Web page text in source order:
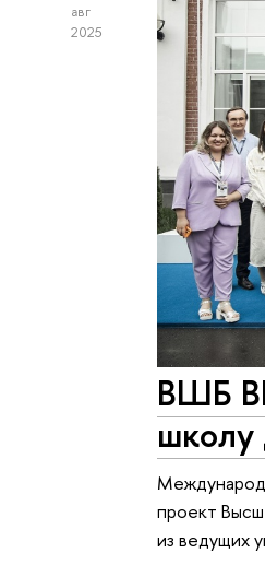
авг
2025
ВШБ
школу
проект
из ведущих